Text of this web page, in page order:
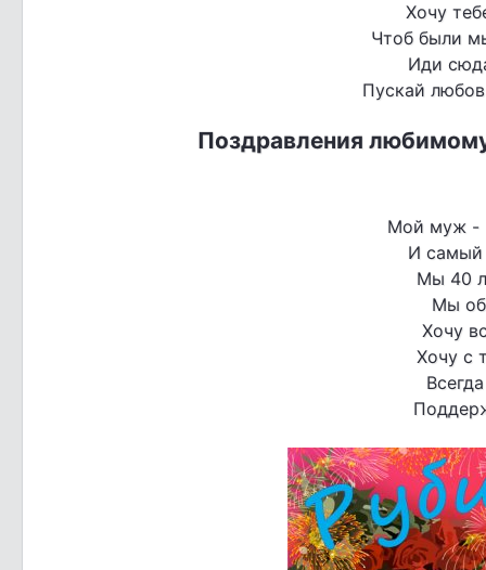
Хочу
Чтоб были
Иди
Пускай
Поздравления
Мой муж -
И самый
Мы 40
Мы об
Хочу
Хочу с